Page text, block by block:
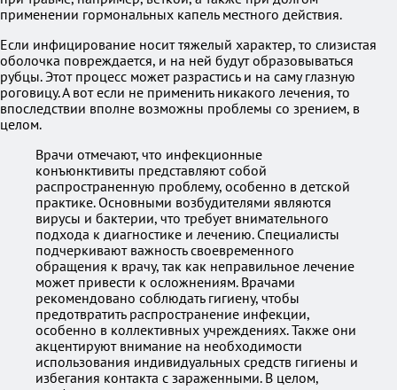
применении гормональных капель местного действия.
Если инфицирование носит тяжелый характер, то слизистая
оболочка повреждается, и на ней будут образовываться
рубцы. Этот процесс может разрастись и на саму глазную
роговицу. А вот если не применить никакого лечения, то
впоследствии вполне возможны проблемы со зрением, в
целом.
Врачи отмечают, что инфекционные
конъюнктивиты представляют собой
распространенную проблему, особенно в детской
практике. Основными возбудителями являются
вирусы и бактерии, что требует внимательного
подхода к диагностике и лечению. Специалисты
подчеркивают важность своевременного
обращения к врачу, так как неправильное лечение
может привести к осложнениям. Врачами
рекомендовано соблюдать гигиену, чтобы
предотвратить распространение инфекции,
особенно в коллективных учреждениях. Также они
акцентируют внимание на необходимости
использования индивидуальных средств гигиены и
избегания контакта с зараженными. В целом,